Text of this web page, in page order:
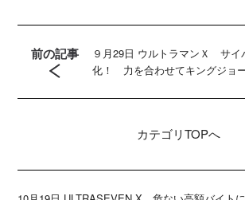
前の記事
９月29日 ウルトラマンＸ サイ
化！ 力を合わせてキングジョ
カテゴリTOPへ